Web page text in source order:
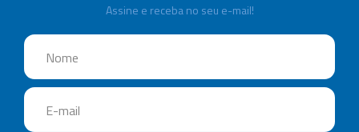
Assine e receba no seu e-mail!